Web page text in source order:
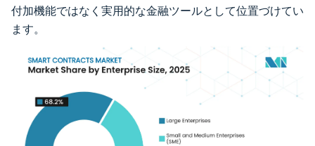
付加機能ではなく実用的な金融ツールとして位置づけてい
ます。